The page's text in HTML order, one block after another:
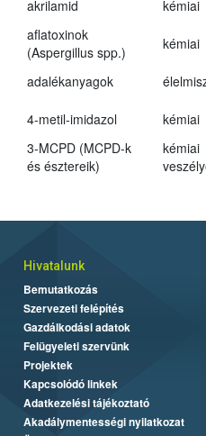
akrilamid
kémiai
aflatoxinok
(Aspergillus spp.)
kémiai
adalékanyagok
4-metil-imidazol
kémiai
3-MCPD (MCPD-k
és észtereik)
kémiai
Hivatalunk
Bemutatkozás
Szervezeti felépítés
Gazdálkodási adatok
Felügyeleti szervünk
Projektek
Kapcsolódó linkek
Adatkezelési tájékoztató
Akadálymentességi nyilatkozat